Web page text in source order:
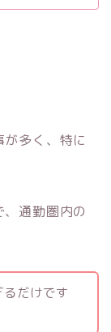
多く、特に
通勤圏内の
だけです